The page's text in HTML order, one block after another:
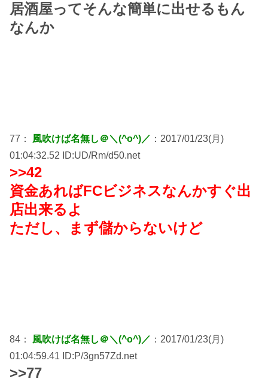
居酒屋ってそんな簡単に出せるもん
なんか
77： 風吹けば名無し＠＼(^o^)／ ：2017/01/23(月)
01:04:32.52 ID:UD/Rm/d50.net
>>42
資金あればFCビジネスなんかすぐ出
店出来るよ
ただし、まず儲からないけど
84： 風吹けば名無し＠＼(^o^)／ ：2017/01/23(月)
01:04:59.41 ID:P/3gn57Zd.net
>>77